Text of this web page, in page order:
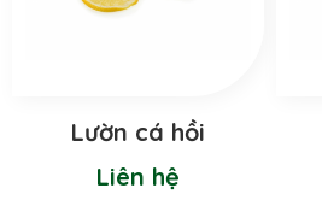
Lườn cá hồi
Liên hệ